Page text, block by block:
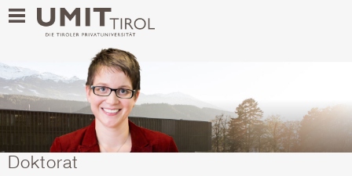
Doktorat